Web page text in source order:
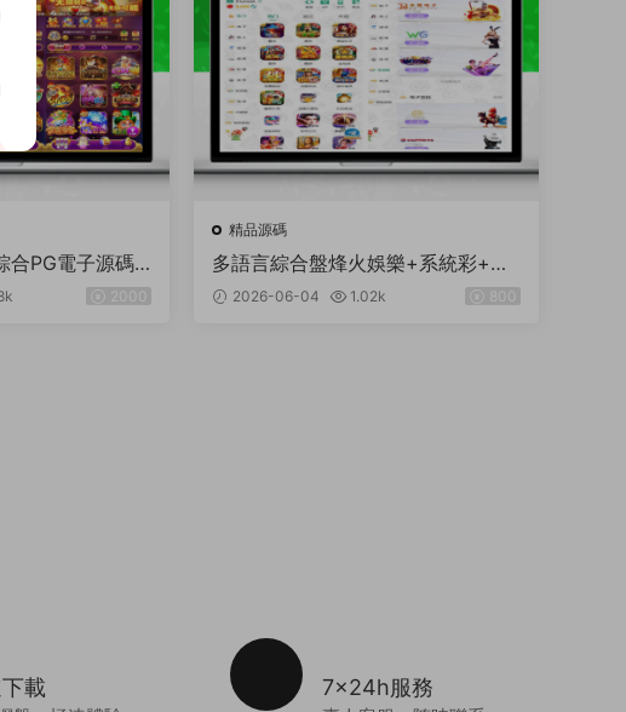
合PG電子源碼/
碼/PG遊戲系
接口無需買分
2000
精品源碼
多語言綜合盤烽火娛樂+系統彩+活
動返水+聊天室28遊戲+IM即時通訊
+合買跟單
2026-06-04 1.02k 800
載 7x24h服務